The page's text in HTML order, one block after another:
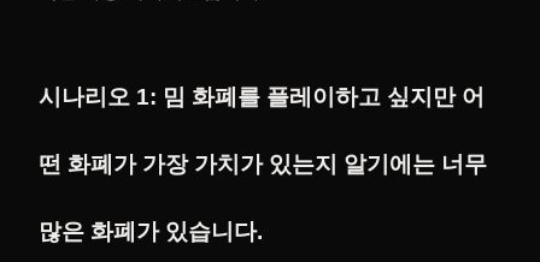
시나리오 1: 밈 화폐를 플레이하고 싶지만 어
떤 화폐가 가장 가치가 있는지 알기에는 너무
많은 화폐가 있습니다.